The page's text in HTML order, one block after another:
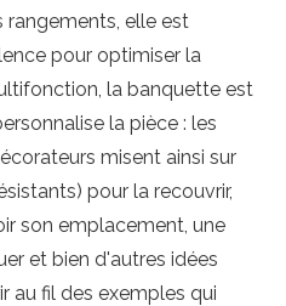
elle est
pour optimiser la
la banquette est
la pièce : les
misent ainsi sur
pour la recouvrir,
son emplacement, une
et bien d'autres idées
au fil des exemples qui